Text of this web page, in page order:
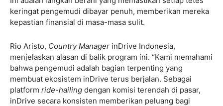
keringat pengemudi dibayar penuh, memberikan mereka
kepastian finansial di masa-masa sulit.
Rio Aristo, Country Manager inDrive Indonesia,
menjelaskan alasan di balik program ini. “Kami memahami
bahwa pengemudi adalah bagian terpenting yang
membuat ekosistem inDrive terus berjalan. Sebagai
platform ride-hailing dengan komisi terendah di pasar,
inDrive secara konsisten memberikan peluang bagi